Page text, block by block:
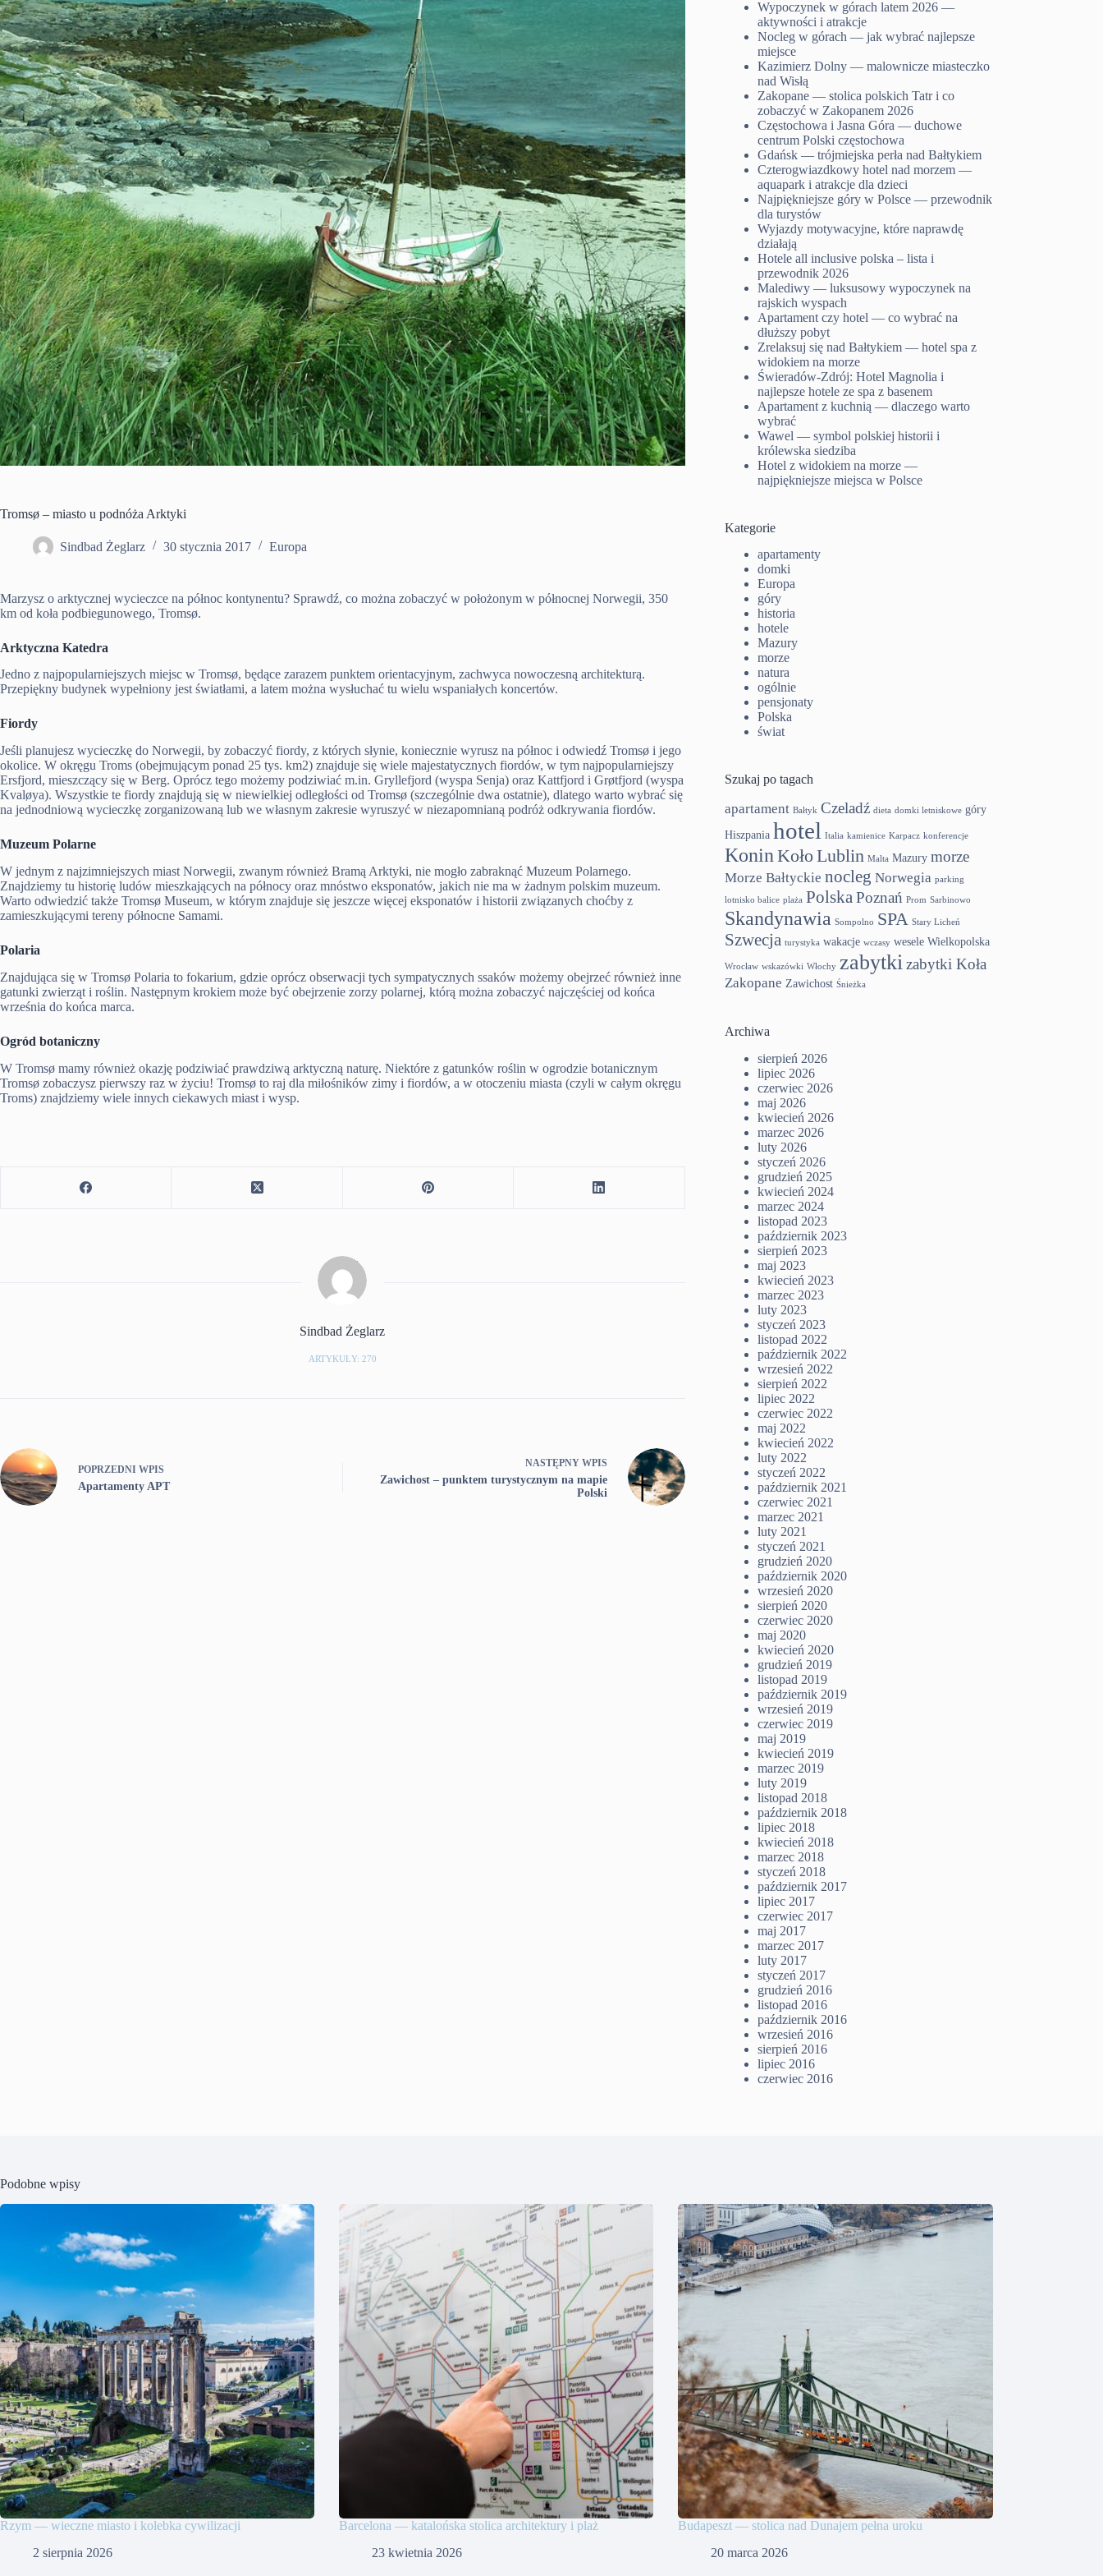
Tromsø – miasto u podnóża Arktyki
Sindbad Żeglarz 30 stycznia 2017 Europa
Marzysz o arktycznej wycieczce na północ kontynentu? Sprawdź, co można zobaczyć w położonym w północnej Norwegii, 350
km od koła podbiegunowego, Tromsø.
Arktyczna Katedra
Jedno z najpopularniejszych miejsc w Tromsø, będące zarazem punktem orientacyjnym, zachwyca nowoczesną architekturą.
Przepiękny budynek wypełniony jest światłami, a latem można wysłuchać tu wielu wspaniałych koncertów.
Fiordy
Jeśli planujesz wycieczkę do Norwegii, by zobaczyć fiordy, z których słynie, koniecznie wyrusz na północ i odwiedź Tromsø i jego
okolice. W okręgu Troms (obejmującym ponad 25 tys. km2) znajduje się wiele majestatycznych fiordów, w tym najpopularniejszy
Ersfjord, mieszczący się w Berg. Oprócz tego możemy podziwiać m.in. Gryllefjord (wyspa Senja) oraz Kattfjord i Grøtfjord (wyspa
Kvaløya). Wszystkie te fiordy znajdują się w niewielkiej odległości od Tromsø (szczególnie dwa ostatnie), dlatego warto wybrać się
na jednodniową wycieczkę zorganizowaną lub we własnym zakresie wyruszyć w niezapomnianą podróż odkrywania fiordów.
Muzeum Polarne
W jednym z najzimniejszych miast Norwegii, zwanym również Bramą Arktyki, nie mogło zabraknąć Muzeum Polarnego.
Znajdziemy tu historię ludów mieszkających na północy oraz mnóstwo eksponatów, jakich nie ma w żadnym polskim muzeum.
Warto odwiedzić także Tromsø Museum, w którym znajduje się jeszcze więcej eksponatów i historii związanych choćby z
zamieszkującymi tereny północne Samami.
Polaria
Znajdująca się w Tromsø Polaria to fokarium, gdzie oprócz obserwacji tych sympatycznych ssaków możemy obejrzeć również inne
gatunki zwierząt i roślin. Następnym krokiem może być obejrzenie zorzy polarnej, którą można zobaczyć najczęściej od końca
września do końca marca.
Ogród botaniczny
W Tromsø mamy również okazję podziwiać prawdziwą arktyczną naturę. Niektóre z gatunków roślin w ogrodzie botanicznym
Tromsø zobaczysz pierwszy raz w życiu! Tromsø to raj dla miłośników zimy i fiordów, a w otoczeniu miasta (czyli w całym okręgu
Troms) znajdziemy wiele innych ciekawych miast i wysp.
Sindbad Żeglarz
ARTYKUŁY: 270
POPRZEDNI WPIS
Apartamenty APT
NASTĘPNY WPIS
Zawichost – punktem turystycznym na mapie
Polski
Wypoczynek w górach latem 2026 —
aktywności i atrakcje
Nocleg w górach — jak wybrać najlepsze
miejsce
Kazimierz Dolny — malownicze miasteczko
nad Wisłą
Zakopane — stolica polskich Tatr i co
zobaczyć w Zakopanem 2026
Częstochowa i Jasna Góra — duchowe
centrum Polski częstochowa
Gdańsk — trójmiejska perła nad Bałtykiem
Czterogwiazdkowy hotel nad morzem —
aquapark i atrakcje dla dzieci
Najpiękniejsze góry w Polsce — przewodnik
dla turystów
Wyjazdy motywacyjne, które naprawdę
działają
Hotele all inclusive polska – lista i
przewodnik 2026
Malediwy — luksusowy wypoczynek na
rajskich wyspach
Apartament czy hotel — co wybrać na
dłuższy pobyt
Zrelaksuj się nad Bałtykiem — hotel spa z
widokiem na morze
Świeradów-Zdrój: Hotel Magnolia i
najlepsze hotele ze spa z basenem
Apartament z kuchnią — dlaczego warto
wybrać
Wawel — symbol polskiej historii i
królewska siedziba
Hotel z widokiem na morze —
najpiękniejsze miejsca w Polsce
Kategorie
apartamenty
domki
Europa
góry
historia
hotele
Mazury
morze
natura
ogólnie
pensjonaty
Polska
świat
Szukaj po tagach
apartament Bałtyk Czeladź dieta domki letniskowe góry
Hiszpania hotel Italia kamienice Karpacz konferencje
Konin Koło Lublin Malta Mazury morze
Morze Bałtyckie nocleg Norwegia parking
lotnisko balice plaża PolskaPoznań Prom Sarbinowo
Skandynawia Sompolno SPA Stary Licheń
Szwecja turystyka wakacje wczasy wesele Wielkopolska
Wrocław wskazówki Włochy zabytkizabytki Koła
Zakopane Zawichost Śnieżka
Archiwa
sierpień 2026
lipiec 2026
czerwiec 2026
maj 2026
kwiecień 2026
marzec 2026
luty 2026
styczeń 2026
grudzień 2025
kwiecień 2024
marzec 2024
listopad 2023
październik 2023
sierpień 2023
maj 2023
kwiecień 2023
marzec 2023
luty 2023
styczeń 2023
listopad 2022
październik 2022
wrzesień 2022
sierpień 2022
lipiec 2022
czerwiec 2022
maj 2022
kwiecień 2022
luty 2022
styczeń 2022
październik 2021
czerwiec 2021
marzec 2021
luty 2021
styczeń 2021
grudzień 2020
październik 2020
wrzesień 2020
sierpień 2020
czerwiec 2020
maj 2020
kwiecień 2020
grudzień 2019
listopad 2019
październik 2019
wrzesień 2019
czerwiec 2019
maj 2019
kwiecień 2019
marzec 2019
luty 2019
listopad 2018
październik 2018
lipiec 2018
kwiecień 2018
marzec 2018
styczeń 2018
październik 2017
lipiec 2017
czerwiec 2017
maj 2017
marzec 2017
luty 2017
styczeń 2017
grudzień 2016
listopad 2016
październik 2016
wrzesień 2016
sierpień 2016
lipiec 2016
czerwiec 2016
Podobne wpisy
Rzym — wieczne miasto i kolebka cywilizacji
2 sierpnia 2026
Barcelona — katalońska stolica architektury i plaż
23 kwietnia 2026
Budapeszt — stolica nad Dunajem pełna uroku
20 marca 2026